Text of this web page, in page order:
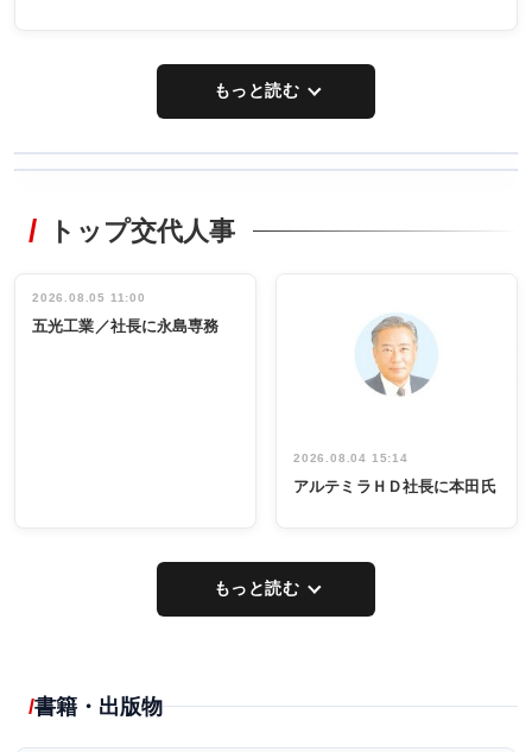
もっと読む
非鉄業界で
インタビュ
ー／社内ア
タックトレー
祝う 業界関
係者ら220人
出席
トップ交代人事
2026.08.05 11:00
五光工業／社長に永島専務
2026.08.04 15:14
アルテミラＨＤ社長に本田氏
もっと読む
書籍・出版物